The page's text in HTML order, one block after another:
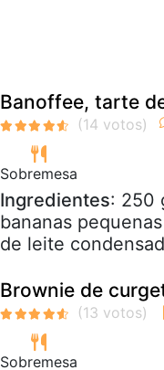
Banoffee, tarte
Sobremesa
Ingredientes: 250
bananas
de leite
Brownie de
Sobremesa